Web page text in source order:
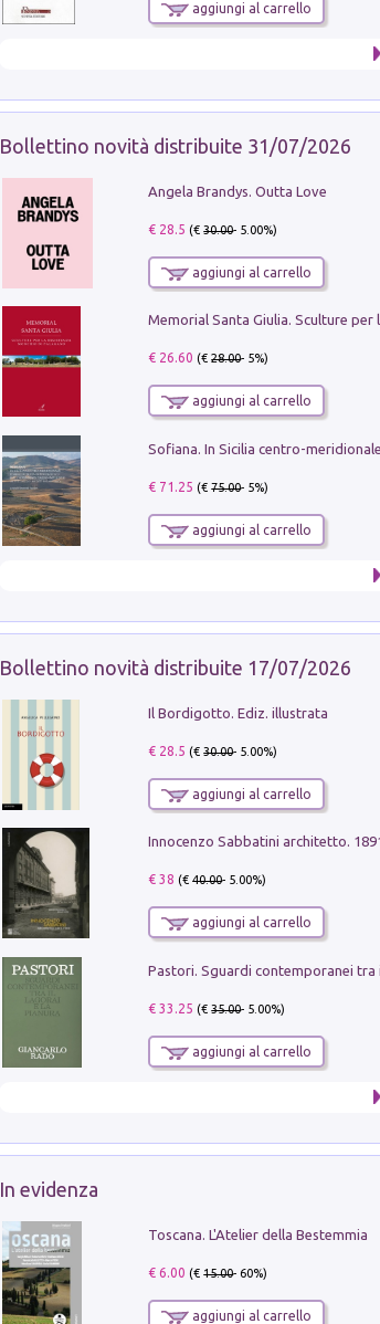
aggiungi al carrello
Bollettino novità distribuite 31/07/2026
Angela Brandys. Outta Love
€ 28.5 (€30.00- 5.00%)
aggiungi al carrello
€ 26.60 (€28.00- 5%)
aggiungi al carrello
€ 71.25 (€75.00- 5%)
aggiungi al carrello
Bollettino novità distribuite 17/07/2026
Il Bordigotto. Ediz. illustrata
€ 28.5 (€30.00- 5.00%)
aggiungi al carrello
Innocenzo Sabbatini architetto.
€ 38 (€40.00- 5.00%)
aggiungi al carrello
€ 33.25 (€35.00- 5.00%)
aggiungi al carrello
In evidenza
Toscana. L'Atelier della Bestemmia
€ 6.00 (€15.00- 60%)
aggiungi al carrello